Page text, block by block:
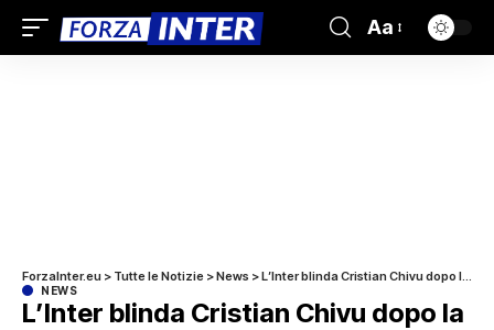
Aa
ForzaInter.eu > Tutte le Notizie >News >L’Inter blinda Cristian Chivu dopo la festa Scudetto: pronto il rinnovo del contratto con adeguamento
NEWS
L’Inter blinda Cristian Chivu dopo la